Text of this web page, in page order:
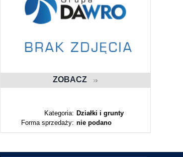
ZOBACZ
Kategoria: Działki i grunty
Forma sprzedaży: nie podano